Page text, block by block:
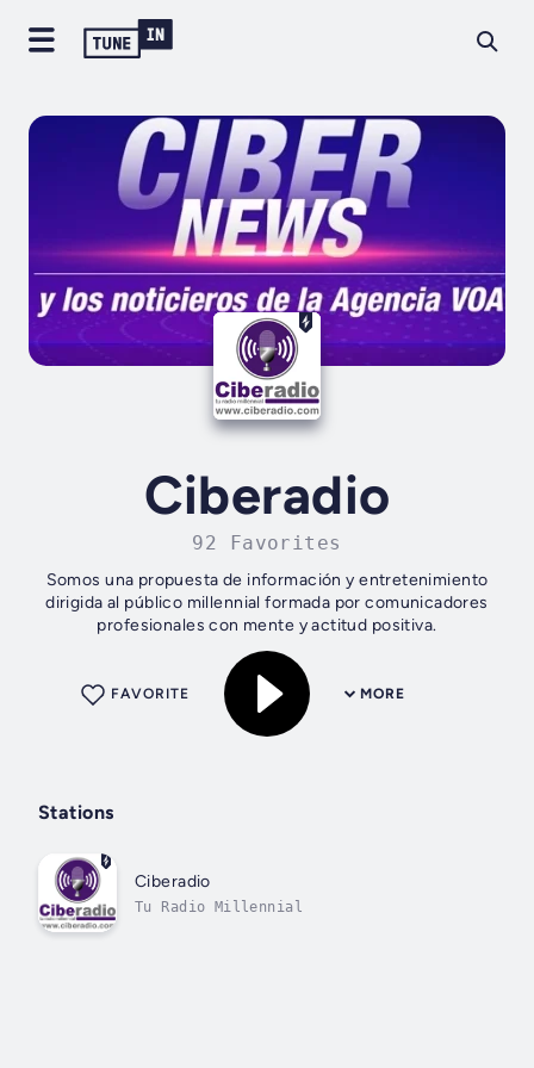
Ciberadio
92 Favorites
Somos una propuesta de información y entretenimiento
dirigida al público millennial formada por comunicadores
profesionales con mente y actitud positiva.
MORE
FAVORITE
Stations
Ciberadio
Tu Radio Millennial